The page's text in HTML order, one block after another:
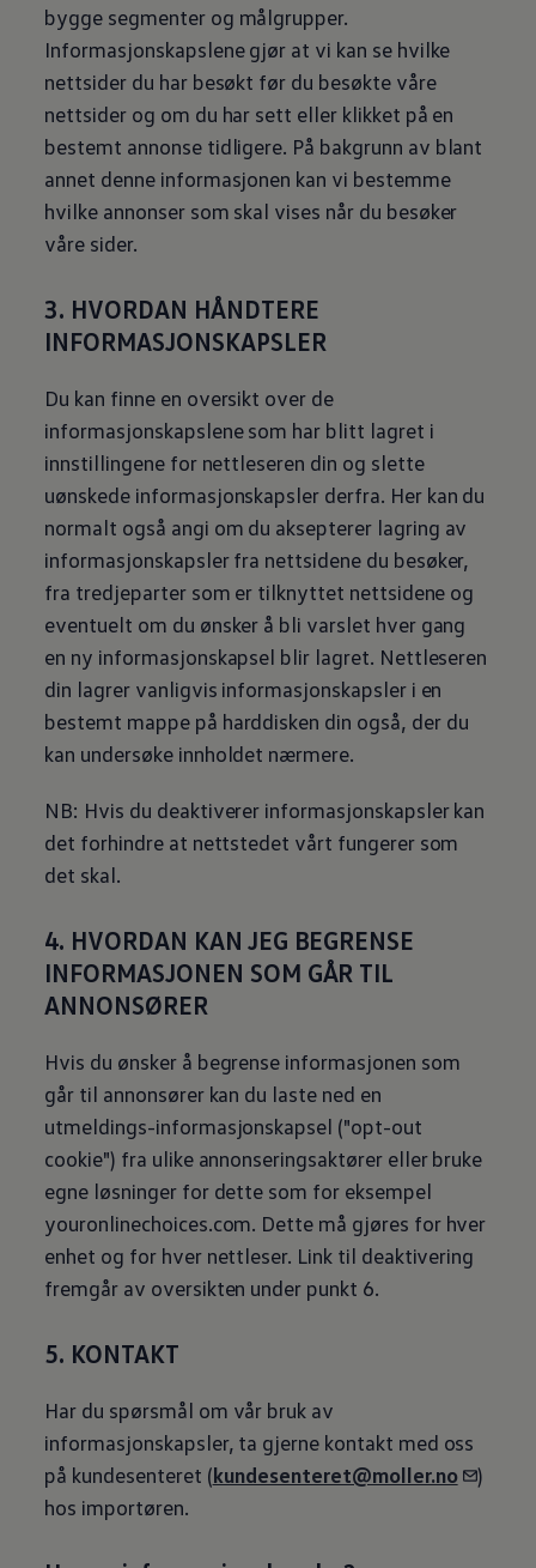
bygge segmenter og målgrupper.
Informasjonskapslene gjør at vi kan se hvilke
nettsider du har besøkt før du besøkte våre
nettsider og om du har sett eller klikket på en
bestemt annonse tidligere. På bakgrunn av blant
annet denne informasjonen kan vi bestemme
hvilke annonser som skal vises når du besøker
våre sider.
3. HVORDAN HÅNDTERE
INFORMASJONSKAPSLER
Du kan finne en oversikt over de
informasjonskapslene som har blitt lagret i
innstillingene for nettleseren din og slette
uønskede informasjonskapsler derfra. Her kan du
normalt også angi om du aksepterer lagring av
informasjonskapsler fra nettsidene du besøker,
fra tredjeparter som er tilknyttet nettsidene og
eventuelt om du ønsker å bli varslet hver gang
en ny informasjonskapsel blir lagret. Nettleseren
din lagrer vanligvis informasjonskapsler i en
bestemt mappe på harddisken din også, der du
kan undersøke innholdet nærmere.
NB: Hvis du deaktiverer informasjonskapsler kan
det forhindre at nettstedet vårt fungerer som
det skal.
4. HVORDAN KAN JEG BEGRENSE
INFORMASJONEN SOM GÅR TIL
ANNONSØRER
Hvis du ønsker å begrense informasjonen som
går til annonsører kan du laste ned en
utmeldings-informasjonskapsel ("opt-out
cookie") fra ulike annonseringsaktører eller bruke
egne løsninger for dette som for eksempel
youronlinechoices.com. Dette må gjøres for hver
enhet og for hver nettleser. Link til deaktivering
fremgår av oversikten under punkt 6.
5. KONTAKT
Har du spørsmål om vår bruk av
informasjonskapsler, ta gjerne kontakt med oss
på kundesenteret (kundesenteret@moller.no
)
hos importøren.